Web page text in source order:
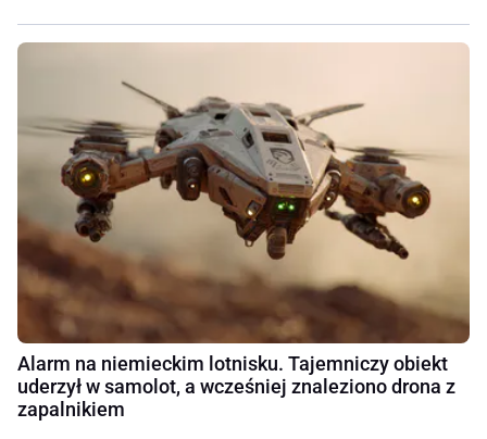
Alarm na niemieckim lotnisku. Tajemniczy obiekt
uderzył w samolot, a wcześniej znaleziono drona z
zapalnikiem